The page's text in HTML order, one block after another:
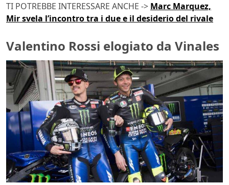
TI POTREBBE INTERESSARE ANCHE -> Marc Marquez,
Mir svela l’incontro tra i due e il desiderio del rivale
Valentino Rossi elogiato da Vinales